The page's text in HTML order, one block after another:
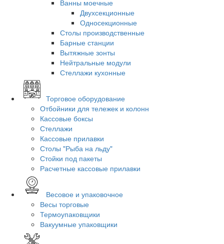
Ванны моечные
Двухсекционные
Односекционные
Столы производственные
Барные станции
Вытяжные зонты
Нейтральные модули
Стеллажи кухонные
Торговое оборудование
Отбойники для тележек и колонн
Кассовые боксы
Стеллажи
Кассовые прилавки
Столы "Рыба на льду"
Стойки под пакеты
Расчетные кассовые прилавки
Весовое и упаковочное
Весы торговые
Термоупаковщики
Вакуумные упаковщики